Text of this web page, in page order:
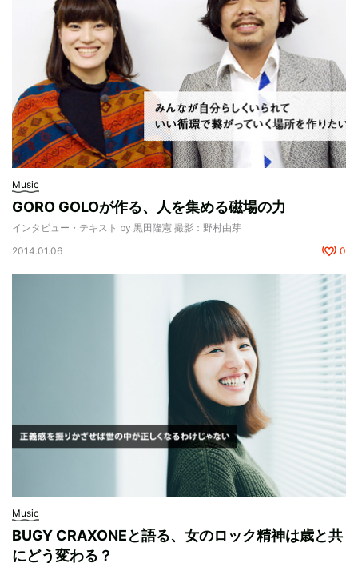
Music
GORO GOLOが作る、人を集める磁場の力
インタビュー・テキスト by 黒田隆憲 撮影：野村由芽
2014.01.06
0
Music
BUGY CRAXONEと語る、女のロック精神は歳と共
にどう変わる？